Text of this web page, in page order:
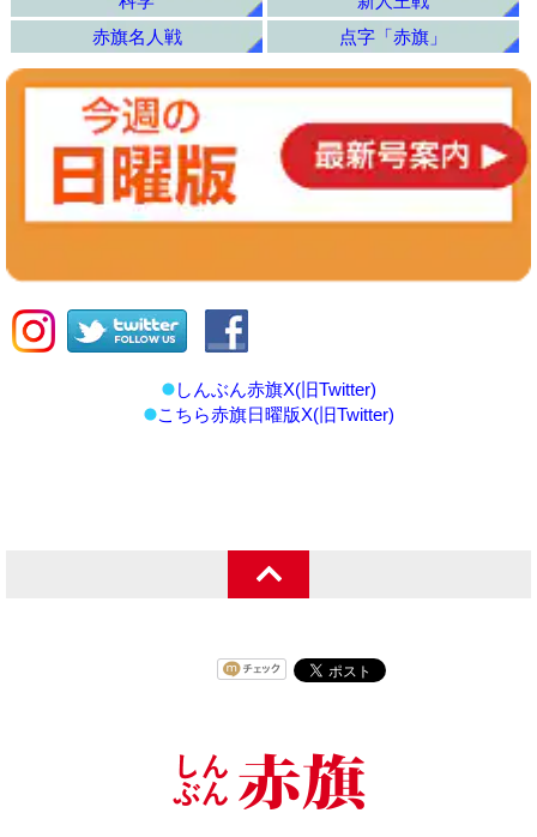
赤旗名人戦
点字「赤旗」
しんぶん赤旗X(旧Twitter)
こちら赤旗日曜版X(旧Twitter)